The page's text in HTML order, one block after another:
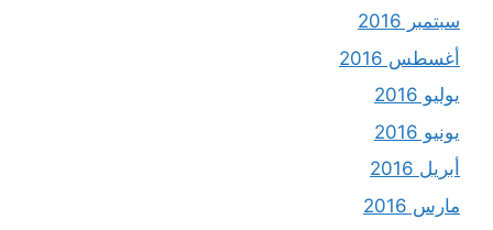
سبتمبر 2016
أغسطس 2016
يوليو 2016
يونيو 2016
أبريل 2016
مارس 2016